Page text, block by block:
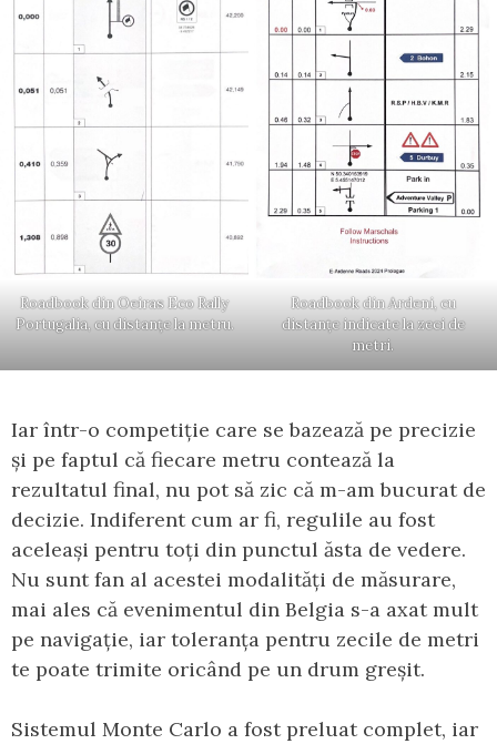
Roadbook din Oeiras Eco Rally
Portugalia, cu distanțe la metru.
Roadbook din Ardeni, cu
distanțe indicate la zeci de
metri.
Iar într-o competiție care se bazează pe precizie
și pe faptul că fiecare metru contează la
rezultatul final, nu pot să zic că m-am bucurat de
decizie. Indiferent cum ar fi, regulile au fost
aceleași pentru toți din punctul ăsta de vedere.
Nu sunt fan al acestei modalități de măsurare,
mai ales că evenimentul din Belgia s-a axat mult
pe navigație, iar toleranța pentru zecile de metri
te poate trimite oricând pe un drum greșit.
Sistemul Monte Carlo a fost preluat complet, iar